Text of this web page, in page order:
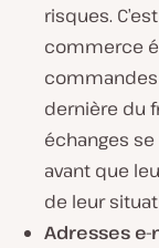
risques.
commerce
dernière du
échanges
avant que
de leur
Adresses